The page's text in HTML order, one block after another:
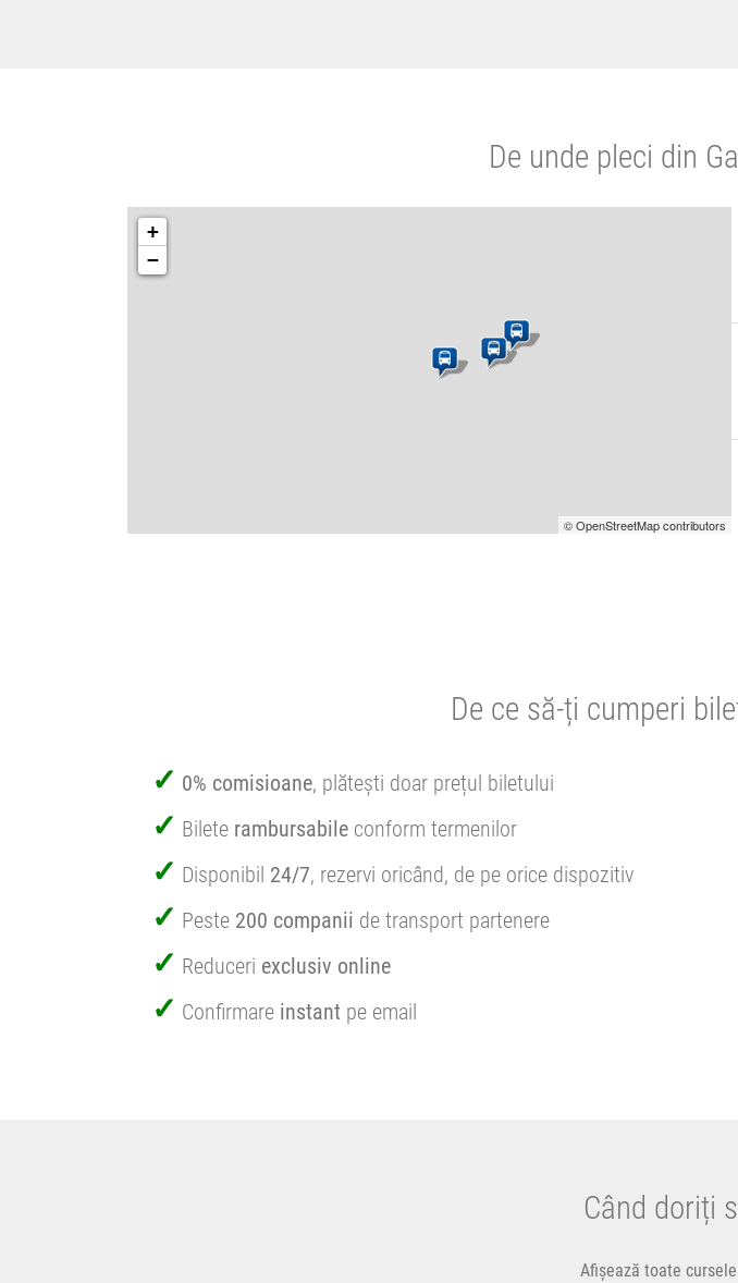
De unde pleci din
+
−
© OpenStreetMap contributors
De ce să-ți cumperi
0% comisioane, plătești doar prețul biletului
Bilete rambursabile conform termenilor
Disponibil 24/7, rezervi oricând, de pe orice dispozitiv
Peste 200 companii de transport partenere
Reduceri exclusiv online
Confirmare instant pe email
Când doriți
Afișează toate